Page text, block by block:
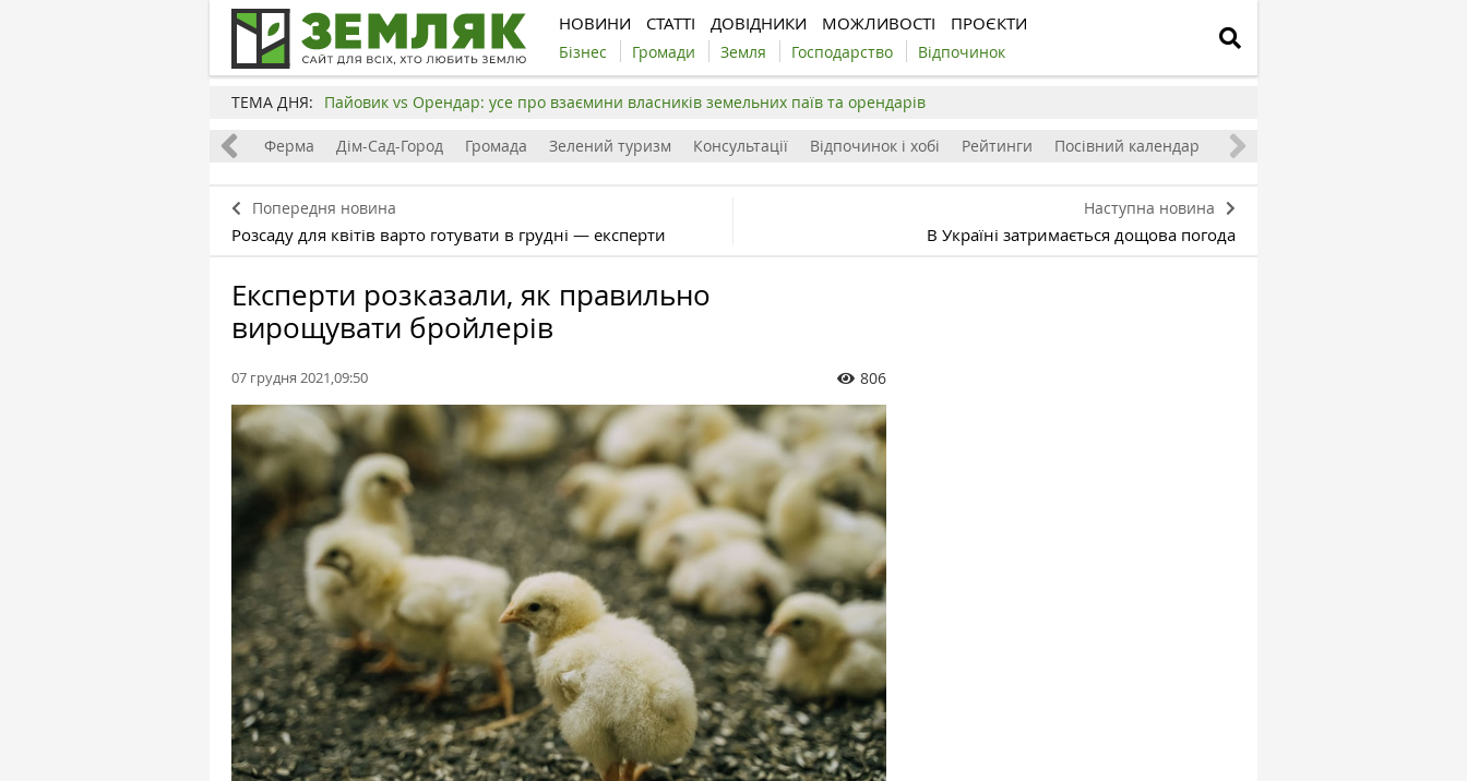
НОВИНИ СТАТТІ ДОВІДНИКИ МОЖЛИВОСТІ ПРОЄКТИ
Бізнес Громади Земля Господарство Відпочинок
ТЕМА ДНЯ: Пайовик vs Орендар: усе про взаємини власників земельних паїв та орендарів
Бізнес Ферма Дім-Сад-Город Громада Зелений туризм Консультації Відпочинок і хобі Рейтинги Посівний календар
Попередня новина
Розсаду для квітів варто готувати в грудні — експерти
Наступна новина
В Україні затримається дощова погода
Експерти розказали, як правильно
вирощувати бройлерів
07 грудня 2021,09:50 806